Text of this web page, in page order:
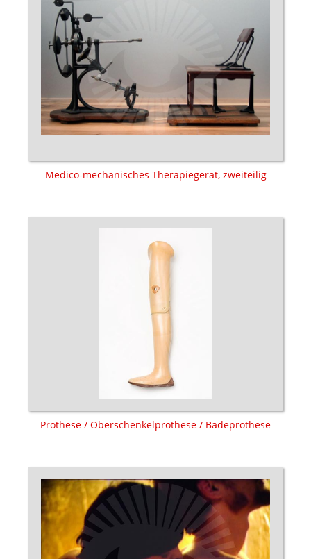
Medico-mechanisches Therapiegerät, zweiteilig
Prothese / Oberschenkelprothese / Badeprothese